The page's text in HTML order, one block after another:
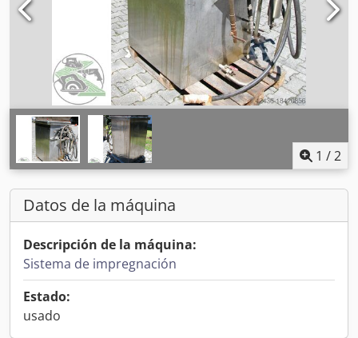
1 /2
Datos de la máquina
Descripción de la máquina:
Sistema de impregnación
Estado:
usado